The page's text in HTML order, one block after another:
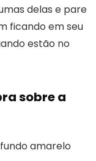
delas e pare
ficando em seu
estão no
sobre a